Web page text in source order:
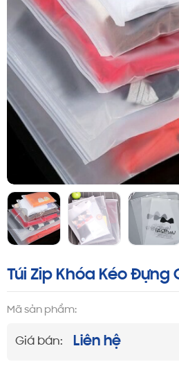
Túi Zip Khóa Kéo Đựng
Mã sản phẩm:
Giá bán: Liên hệ